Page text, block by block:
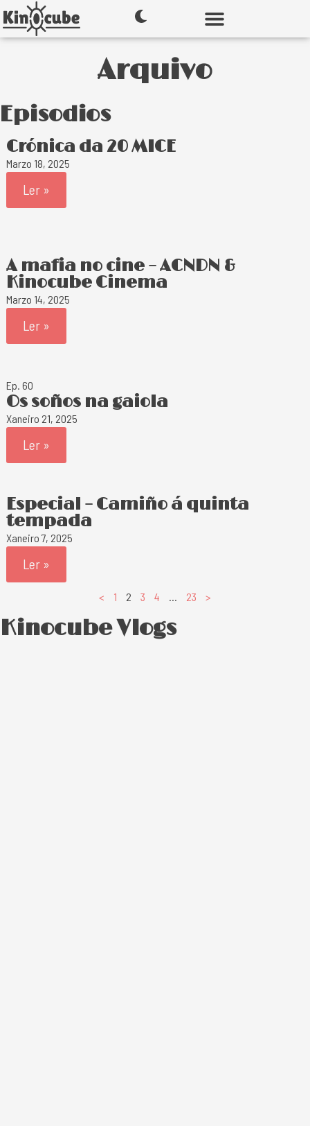
Arquivo
Episodios
Crónica da 20 MICE
Marzo 18, 2025
Ler »
A mafia no cine – ACNDN &
Kinocube Cinema
Marzo 14, 2025
Ler »
Ep. 60
Os soños na gaiola
Xaneiro 21, 2025
Ler »
Especial – Camiño á quinta
tempada
Xaneiro 7, 2025
Ler »
< 1 2 3 4 23 >
Kinocube Vlogs